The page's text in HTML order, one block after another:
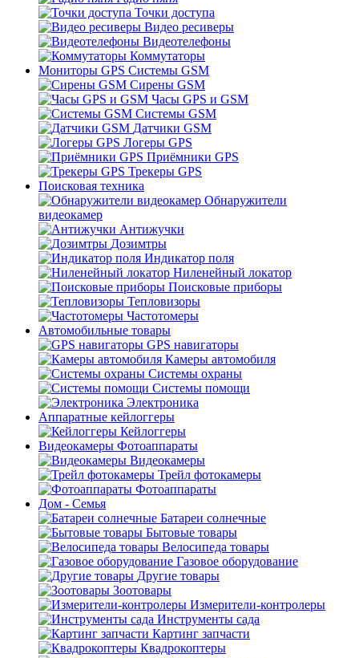
Точки доступа
Видео ресиверы
Видеотелефоны
Коммутаторы
Мониторы GPS Системы GSM
Сирены GSM
Часы GPS и GSM
Системы GSM
Датчики GSM
Логеры GPS
Приёмники GPS
Трекеры GPS
Поисковая техника
Обнаружители
видеокамер
Антижучки
Дозимтры
Индикатор поля
Ниленейный локатор
Поисковые приборы
Тепловизоры
Частотомеры
Автомобильные товары
GPS навигаторы
Камеры автомобиля
Системы охраны
Системы помощи
Электроника
Аппаратные кейлоггеры
Кейлоггеры
Видеокамеры Фотоаппараты
Видеокамеры
Трейл фотокамеры
Фотоаппараты
Дом - Семья
Батареи солнечные
Бытовые товары
Велосипеда товары
Газовое оборудование
Другие товары
Зоотовары
Измерители-контролеры
Инструменты сада
Картинг запчасти
Квадрокоптеры